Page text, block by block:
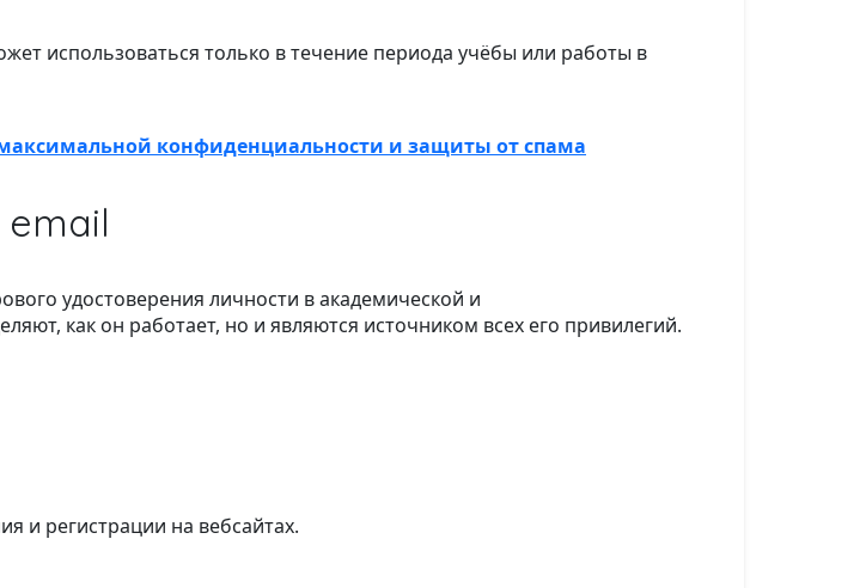
использоваться только в течение периода учёбы или работы в
конфиденциальности и защиты от спама
email
удостоверения личности в академической и
как он работает, но и являются источником всех его привилегий.
и регистрации на вебсайтах.